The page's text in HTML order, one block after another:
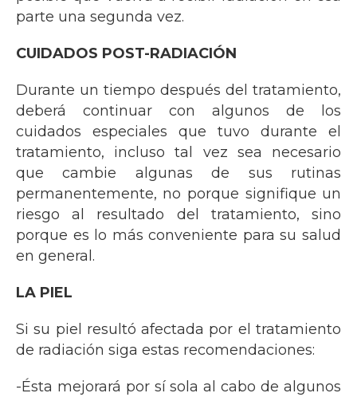
parte una segunda vez.
CUIDADOS POST-RADIACIÓN
Durante un tiempo después del tratamiento,
deberá continuar con algunos de los
cuidados especiales que tuvo durante el
tratamiento, incluso tal vez sea necesario
que cambie algunas de sus rutinas
permanentemente, no porque signifique un
riesgo al resultado del tratamiento, sino
porque es lo más conveniente para su salud
en general.
LA PIEL
Si su piel resultó afectada por el tratamiento
de radiación siga estas recomendaciones:
-Ésta mejorará por sí sola al cabo de algunos